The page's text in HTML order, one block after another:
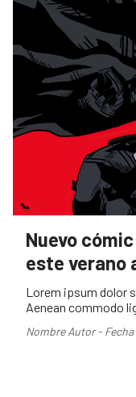
Nuevo
este verano
Lorem ipsum dolor
Aenean commodo
Nombre Autor -